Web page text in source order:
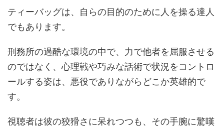
ティーバッグは、自らの目的のために人を操る達人
でもあります。
刑務所の過酷な環境の中で、力で他者を屈服させる
のではなく、心理戦や巧みな話術で状況をコントロ
ールする姿は、悪役でありながらどこか英雄的で
す。
視聴者は彼の狡猾さに呆れつつも、その手腕に驚嘆